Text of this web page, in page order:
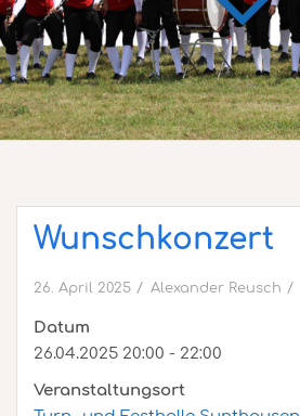
Wunschkonzert
26. April 2025 Alexander Reusch
Datum
26.04.2025 20:00 - 22:00
Veranstaltungsort